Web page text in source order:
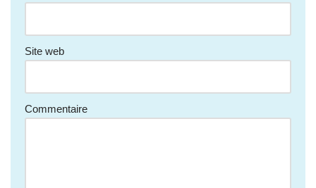
Site web
Commentaire